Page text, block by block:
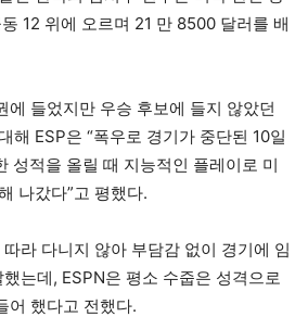
12 위에 오르며 21 만 8500 달러를 배
에 들었지만 우승 후보에 들지 않았던
해 ESP은 “폭우로 경기가 중단된 10일
성적을 올릴 때 지능적인 플레이로 미
나갔다”고 평했다.
라 다니지 않아 부담감 없이 경기에 임
는데, ESPN은 평소 수줍은 성격으로
어 했다고 전했다.